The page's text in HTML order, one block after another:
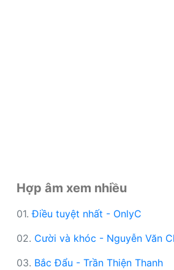
Hợp âm xem nhiều
01.Điều tuyệt nhất - OnlyC
02. Cười và khóc - Nguyễn Văn
03. Bắc Đẩu - Trần Thiện Thanh